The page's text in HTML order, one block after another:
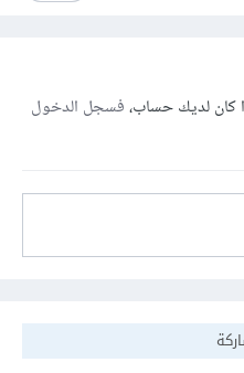
كان لديك حساب،فسجل الدخول